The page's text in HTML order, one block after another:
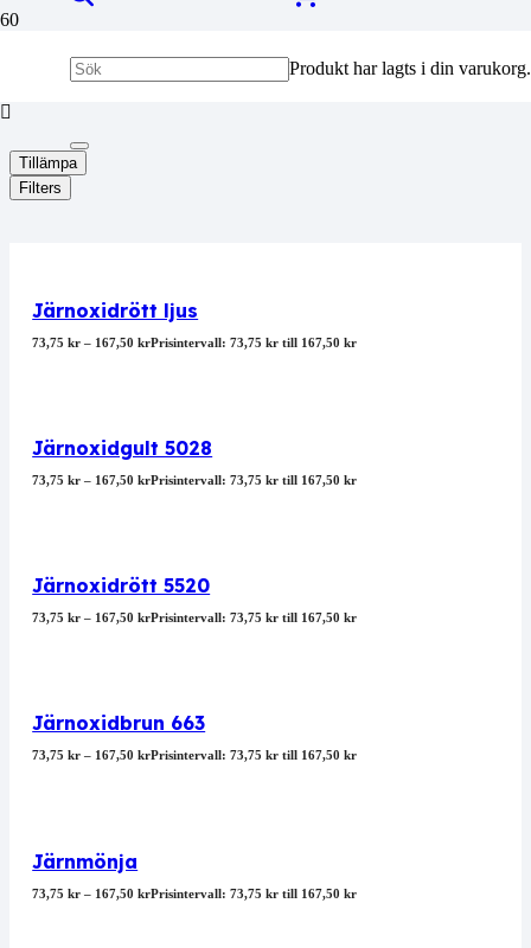
Produkt har lagts i din varukorg.
Jordpigment
Tillämpa
Filters
Järnoxidrött ljus
73,75kr – 167,50krPrisintervall: 73,75 kr till 167,50 kr
Järnoxidgult 5028
73,75kr – 167,50krPrisintervall: 73,75 kr till 167,50 kr
Järnoxidrött 5520
73,75kr – 167,50krPrisintervall: 73,75 kr till 167,50 kr
Järnoxidbrun 663
73,75kr – 167,50krPrisintervall: 73,75 kr till 167,50 kr
Järnmönja
73,75kr – 167,50krPrisintervall: 73,75 kr till 167,50 kr